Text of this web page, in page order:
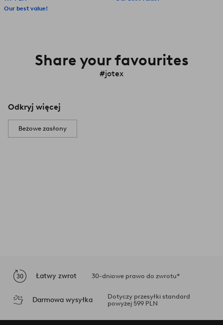
Our best value!
Share your favourites
#jotex
Odkryj więcej
Beżowe zasłony
Łatwy zwrot 30-dniowe prawo do zwrotu*
Darmowa wysyłka
Dotyczy przesyłki standard
powyżej 599 PLN